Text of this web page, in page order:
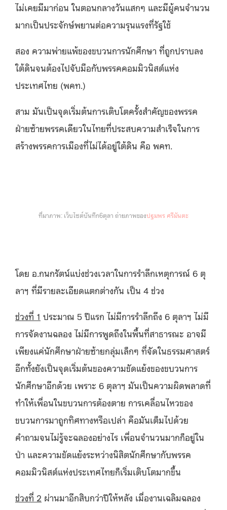
ไม่เคยมีมาก่อน ในตอนกลางวันแสกๆ และมีผู้คนจำนวน
มากเป็นประจักษ์พยานต่อความรุนแรงที่รัฐใช้
สอง ความพ่ายแพ้ของขบวนการนักศึกษา ที่ถูกปราบลง
ใต้ดินจนต้องไปจับมือกับพรรคคอมมิวนิสต์แห่ง
ประเทศไทย (พคท.)
สาม มันเป็นจุดเริ่มต้นการเติบโตครั้งสำคัญของพรรค
ฝ่ายซ้ายพรรคเดียวในไทยที่ประสบความสำเร็จในการ
สร้างพรรคการเมืองที่ไม่ได้อยู่ใต้ดิน คือ พคท.
ที่มาภาพ: เว็บไซต์บันทึก6ตุลา ถ่ายภาพของปฐมพร ศรีมันตะ
โดย อ.กนกรัตน์แบ่งช่วงเวลาในการรำลึกเหตุการณ์ 6 ตุ
ลาฯ ที่มีรายละเอียดแตกต่างกัน เป็น 4 ช่วง
ช่วงที่ 1 ประมาณ 5 ปีแรก ไม่มีการรำลึกถึง 6 ตุลาฯ ไม่มี
การจัดงานฉลอง ไม่มีการพูดถึงในพื้นที่สาธารณะ อาจมี
เพียงแค่นักศึกษาฝ่ายซ้ายกลุ่มเล็กๆ ที่จัดในธรรมศาสตร์
อีกทั้งยังเป็นจุดเริ่มต้นของความขัดแย้งของขบวนการ
นักศึกษาอีกด้วย เพราะ 6 ตุลาฯ มันเป็นความผิดพลาดที่
ทำให้เพื่อนในขบวนการต้องตาย การเคลื่อนไหวของ
ขบวนการมาถูกทิศทางหรือเปล่า คือมันเต็มไปด้วย
คำถามจนไม่รู้จะฉลองอย่างไร เพื่อนจำนวนมากก็อยู่ใน
ป่า และความขัดแย้งระหว่างนิสิตนักศึกษากับพรรค
คอมมิวนิสต์แห่งประเทศไทยก็เริ่มเติบโตมากขึ้น
ช่วงที่ 2 ผ่านมาอีกสิบกว่าปีให้หลัง เมื่องานเฉลิมฉลอง